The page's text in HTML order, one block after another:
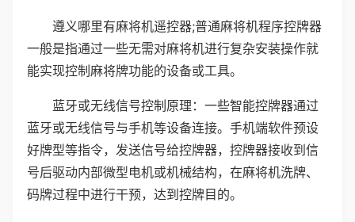
遵义哪里有麻将机遥控器;普通麻将机程序控牌器
一般是指通过一些无需对麻将机进行复杂安装操作就
能实现控制麻将牌功能的设备或工具。
蓝牙或无线信号控制原理：一些智能控牌器通过
蓝牙或无线信号与手机等设备连接。手机端软件预设
好牌型等指令，发送信号给控牌器，控牌器接收到信
号后驱动内部微型电机或机械结构，在麻将机洗牌、
码牌过程中进行干预，达到控牌目的。